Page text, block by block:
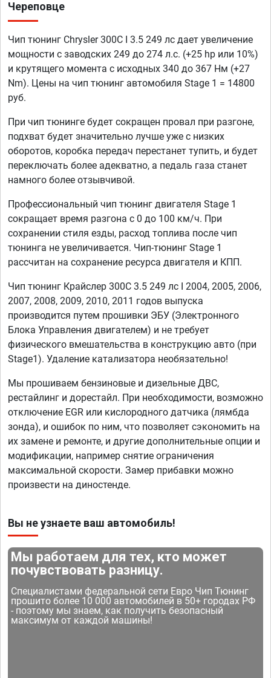
Череповце
Чип тюнинг Chrysler 300C I 3.5 249 лс дает увеличение
мощности с заводских 249 до 274 л.с. (+25 hp или 10%)
и крутящего момента с исходных 340 до 367 Нм (+27
Nm). Цены на чип тюнинг автомобиля Stage 1 = 14800
руб.
При чип тюнинге будет сокращен провал при разгоне,
подхват будет значительно лучше уже с низких
оборотов, коробка передач перестанет тупить, и будет
переключать более адекватно, а педаль газа станет
намного более отзывчивой.
Профессиональный чип тюнинг двигателя Stage 1
сокращает время разгона с 0 до 100 км/ч. При
сохранении стиля езды, расход топлива после чип
тюнинга не увеличивается. Чип-тюнинг Stage 1
рассчитан на сохранение ресурса двигателя и КПП.
Чип тюнинг Крайслер 300С 3.5 249 лс I 2004, 2005, 2006,
2007, 2008, 2009, 2010, 2011 годов выпуска
производится путем прошивки ЭБУ (Электронного
Блока Управления двигателем) и не требует
физического вмешательства в конструкцию авто (при
Stage1). Удаление катализатора необязательно!
Мы прошиваем бензиновые и дизельные ДВС,
рестайлинг и дорестайл. При необходимости, возможно
отключение EGR или кислородного датчика (лямбда
зонда), и ошибок по ним, что позволяет сэкономить на
их замене и ремонте, и другие дополнительные опции и
модификации, например снятие ограничения
максимальной скорости. Замер прибавки можно
произвести на диностенде.
Вы не узнаете ваш автомобиль!
Мы работаем для тех, кто может
почувствовать разницу.
Специалистами федеральной сети Евро Чип Тюнинг
прошито более 10 000 автомобилей в 50+ городах РФ
- поэтому мы знаем, как получить безопасный
максимум от каждой машины!